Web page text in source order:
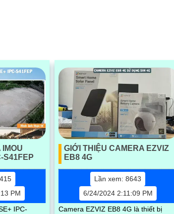
IMOU
S41FEP
PM
IPC-
GIỚI THIỆU CAMERA EZVIZ
EB8 4G
Lần xem: 8643
6/24/2024 2:11:09 PM
Camera EZVIZ EB8 4G là thiết bị